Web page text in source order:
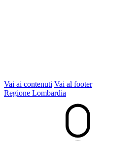
Vai ai contenuti Vai al footer
Regione Lombardia